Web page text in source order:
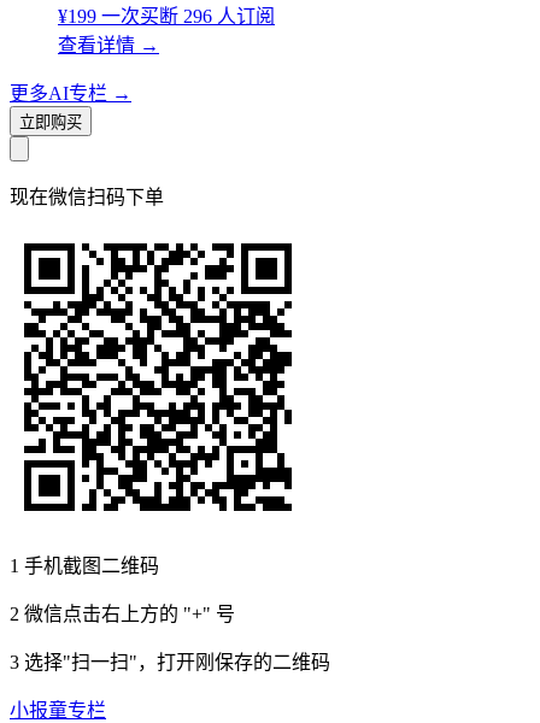
¥199 一次买断 296 人订阅
查看详情 →
更多AI专栏 →
立即购买
现在微信扫码下单
1 手机截图二维码
2 微信点击右上方的 "+" 号
3 选择"扫一扫"，打开刚保存的二维码
小报童专栏